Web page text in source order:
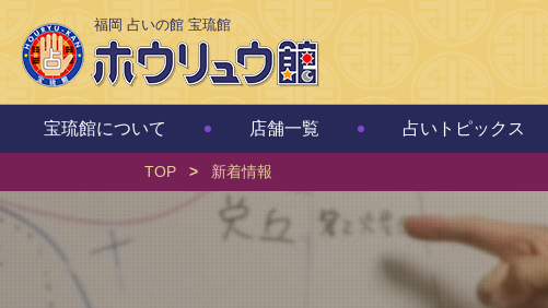
福岡 占いの館 宝琉館
宝琉館について 店舗一覧 占いトピックス
TOP > 新着情報